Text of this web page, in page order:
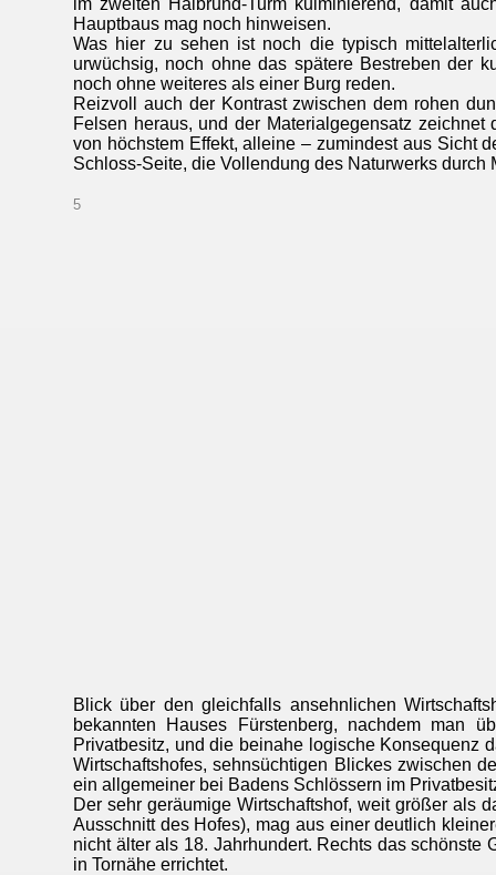
im zweiten Halbrund-Turm kulminierend, damit
Hauptbaus mag noch hinweisen.
Was hier zu sehen ist noch die typisch
urwüchsig, noch ohne das spätere Bestreben der
noch ohne weiteres als einer Burg reden.
Reizvoll auch der Kontrast zwischen dem rohen
Felsen heraus, und der Materialgegensatz
von höchstem Effekt, alleine – zumindest aus Sicht
Schloss-Seite, die Vollendung des Naturwerks
5
Blick über den gleichfalls ansehnlichen
bekannten Hauses Fürstenberg, nachdem man
Privatbesitz, und die beinahe logische Konsequenz
Wirtschaftshofes, sehnsüchtigen Blickes zwischen
ein allgemeiner bei Badens Schlössern im
Der sehr geräumige Wirtschaftshof, weit größer als
Ausschnitt des Hofes), mag aus einer deutlich
nicht älter als 18. Jahrhundert. Rechts das schönste
in Tornähe errichtet.